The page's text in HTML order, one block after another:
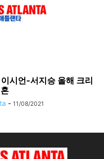
시언-서지승 올해 크리
- 11/08/2021